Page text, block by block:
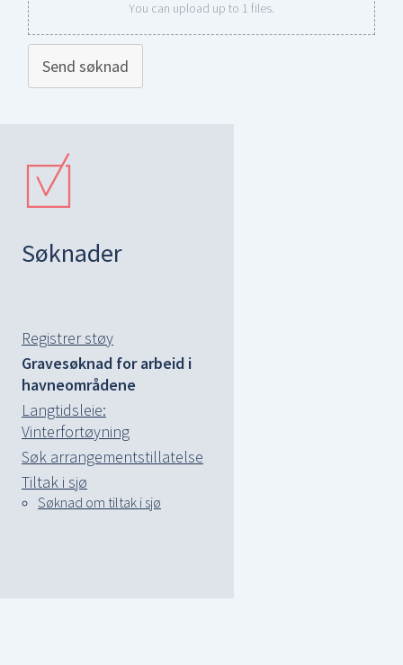
You can upload up to 1 files.
Send søknad
Søknader
Registrer støy
Gravesøknad for arbeid i
havneområdene
Langtidsleie:
Vinterfortøyning
Søk arrangementstillatelse
Tiltak i sjø
Søknad om tiltak i sjø